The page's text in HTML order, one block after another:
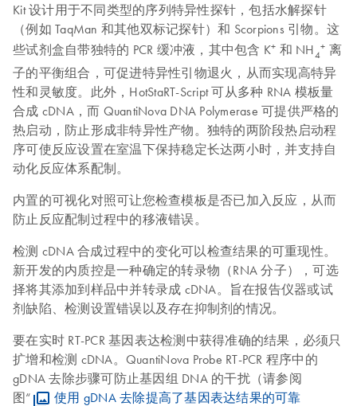
Kit 设计用于不同类型的序列特异性探针，包括水解探针
（例如 TaqMan 和其他双标记探针）和 Scorpions 引物。这
些试剂盒自带独特的 PCR 缓冲液，其中包含 K+ 和 NH4
+ 离
子的平衡组合，可促进特异性引物退火，从而实现高特异
性和灵敏度。此外，HotStaRT-Script 可从多种 RNA 模板量
合成 cDNA，而 QuantiNova DNA Polymerase 可提供严格的
热启动，防止形成非特异性产物。独特的两阶段热启动程
序可使反应设置在室温下保持稳定长达两小时，并支持自
动化反应体系配制。
内置的可视化对照可让您检查模板是否已加入反应，从而
防止反应配制过程中的移液错误。
检测 cDNA 合成过程中的变化可以检查结果的可重现性。
新开发的内质控是一种确定的转录物（RNA 分子），可选
择将其添加到样品中并转录成 cDNA。旨在报告仪器或试
剂缺陷、检测设置错误以及存在抑制剂的情况。
要在实时 RT-PCR 基因表达检测中获得准确的结果，必须只
扩增和检测 cDNA。QuantiNova Probe RT-PCR 程序中的
gDNA 去除步骤可防止基因组 DNA 的干扰（请参阅
图“
使用 gDNA 去除提高了基因表达结果的可靠